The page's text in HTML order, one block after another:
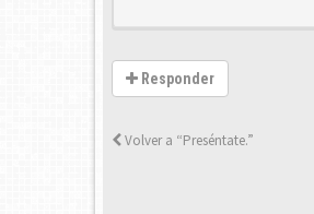
Responder
Volver a “Preséntate.”